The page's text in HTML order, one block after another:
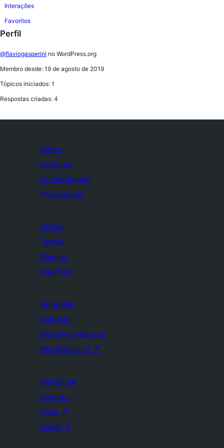
Interações
Favoritos
Perfil
@flaviogasperini no WordPress.org
Membro desde: 19 de agosto de 2019
Tópicos iniciados: 1
Respostas criadas: 4
Sobre
Notícias
Hospedagem
Privacidade
Vitrine
Temas
Plugins
Padrões
Aprender
Suporte
Desenvolvedores
WordPress.tv ↗
Participar
Eventos
Doar ↗
Swag ↗